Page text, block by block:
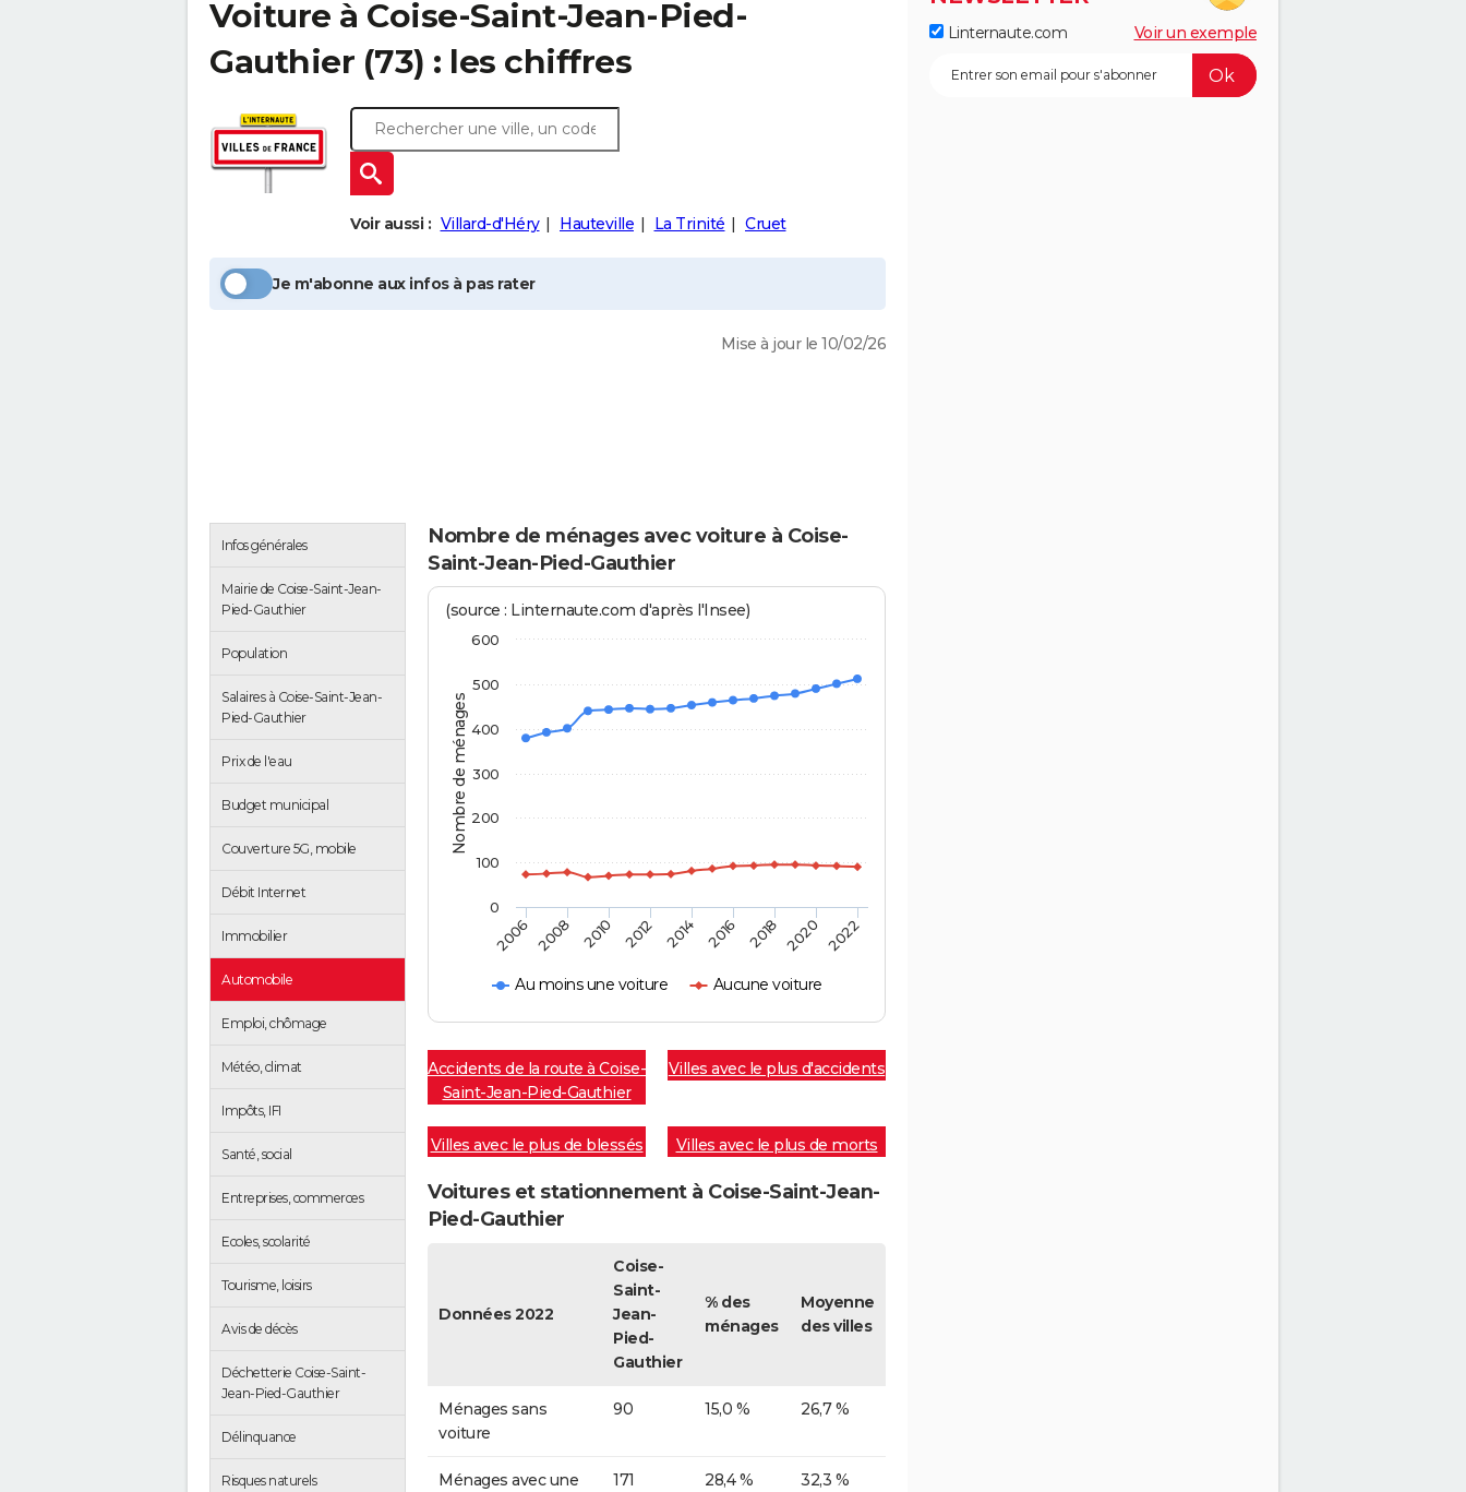
Voiture à Coise-Saint-Jean-Pied-
Gauthier (73) : les chiffres
Voir aussi : Villard-d'Héry Hauteville La Trinité Cruet
Je m'abonne aux infos à pas rater
Mise à jour le 10/02/26
Infos générales
Mairie de Coise-Saint-Jean-
Pied-Gauthier
Population
Salaires à Coise-Saint-Jean-
Pied-Gauthier
Prix de l'eau
Budget municipal
Couverture 5G, mobile
Débit Internet
Immobilier
Automobile
Emploi, chômage
Météo, climat
Impôts, IFI
Santé, social
Entreprises, commerces
Ecoles, scolarité
Tourisme, loisirs
Avis de décès
Déchetterie Coise-Saint-
Jean-Pied-Gauthier
Délinquance
Risques naturels
Nombre de ménages avec voiture à Coise-
Saint-Jean-Pied-Gauthier
Nombre de ménages
(source : Linternaute.com d'après l'Insee)
Au moins une voiture Aucune voiture
2006 2008 2010 2012 2014 2016 2018 2020 2022
0
100
200
300
400
500
600
Accidents de la route à Coise-
Saint-Jean-Pied-Gauthier
Villes avec le plus d'accidents
Villes avec le plus de blessés Villes avec le plus de morts
Voitures et stationnement à Coise-Saint-Jean-
Pied-Gauthier
Données 2022
Coise-
Saint-
Jean-
Pied-
Gauthier
% des
ménages
Moyenne
des villes
Ménages sans
voiture
90 15,0 % 26,7 %
Ménages avec une
171 28,4 % 32,3 %
Linternaute.com Voir un exemple